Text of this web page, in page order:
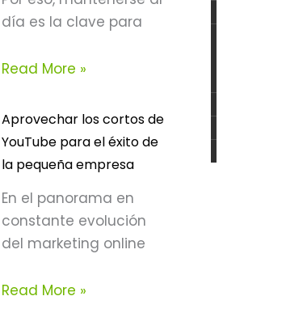
DE GESTIÓN DE
día es la clave para
Read More »
Aprovechar los cortos de
YouTube para el éxito de
la pequeña empresa
En el panorama en
constante evolución
del marketing online
Read More »